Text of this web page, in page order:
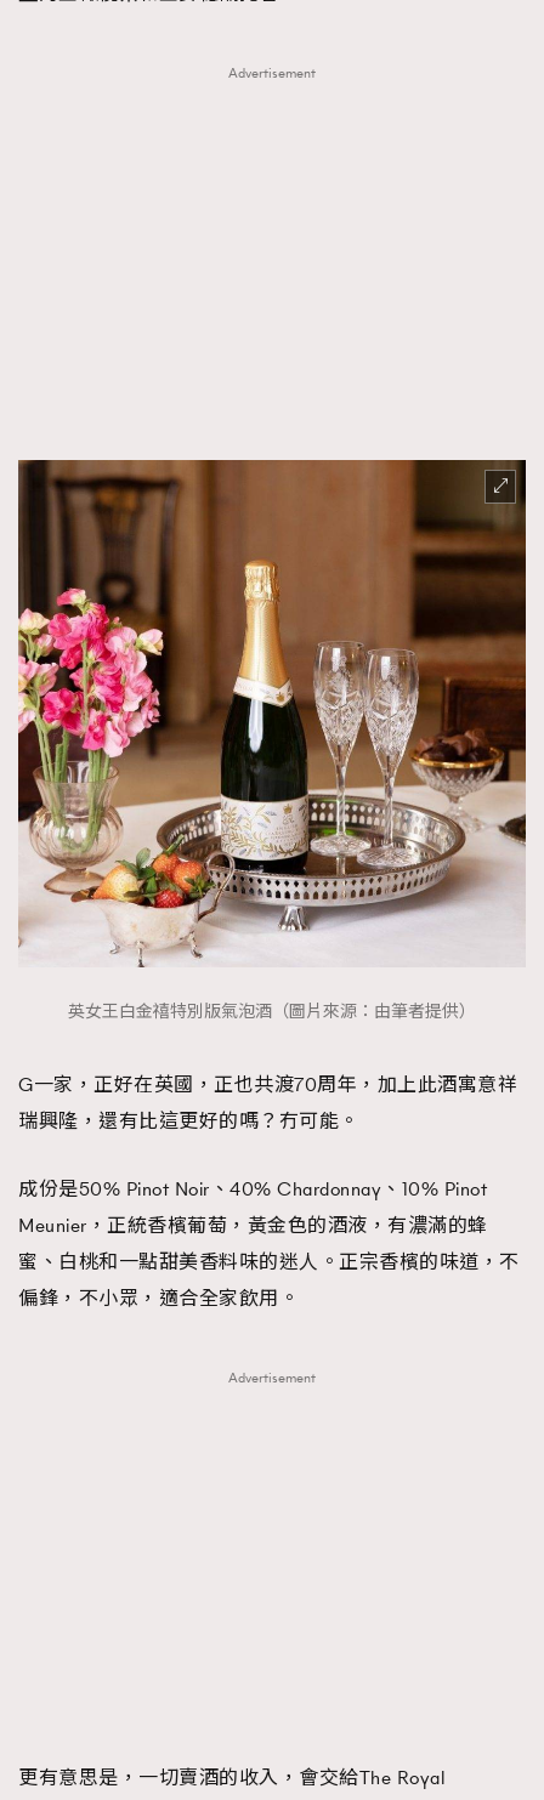
Advertisement
英女王白金禧特別版氣泡酒（圖片來源：由筆者提供）
G一家，正好在英國，正也共渡70周年，加上此酒寓意祥
瑞興隆，還有比這更好的嗎？冇可能。
成份是50% Pinot Noir、40% Chardonnay、10% Pinot
Meunier，正統香檳葡萄，黃金色的酒液，有濃滿的蜂
蜜、白桃和一點甜美香料味的迷人。正宗香檳的味道，不
偏鋒，不小眾，適合全家飲用。
Advertisement
更有意思是，一切賣酒的收入，會交給The Royal